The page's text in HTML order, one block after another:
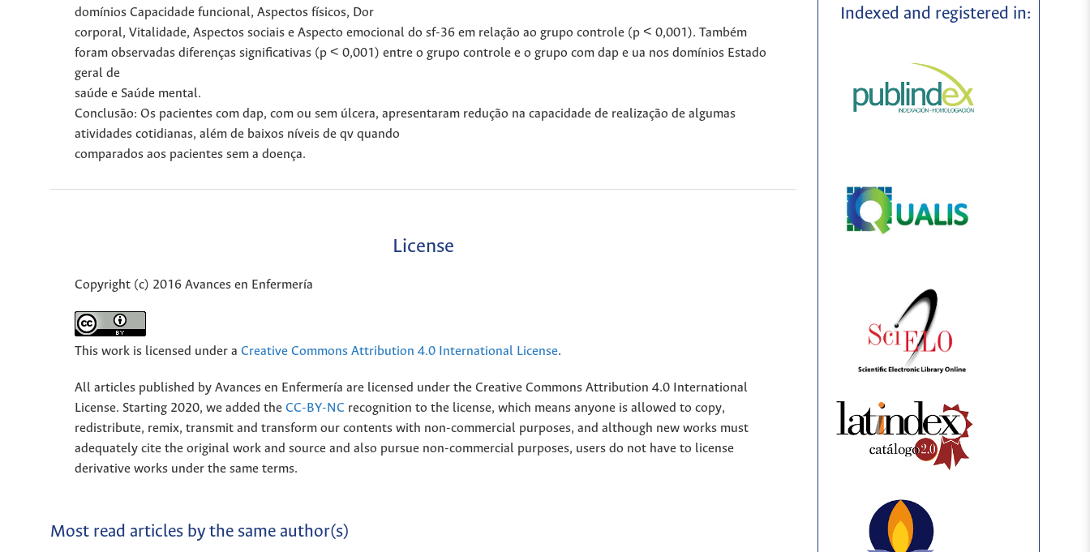
domínios Capacidade funcional, Aspectos físicos, Dor
corporal, Vitalidade, Aspectos sociais e Aspecto emocional do sf-36 em relação ao grupo controle (p < 0,001). Também
foram observadas diferenças significativas (p < 0,001) entre o grupo controle e o grupo com dap e ua nos domínios Estado
geral de
saúde e Saúde mental.
Conclusão: Os pacientes com dap, com ou sem úlcera, apresentaram redução na capacidade de realização de algumas
atividades cotidianas, além de baixos níveis de qv quando
comparados aos pacientes sem a doença.
License
Copyright (c) 2016 Avances en Enfermería
This work is licensed under a Creative Commons Attribution 4.0 International License.
All articles published by Avances en Enfermería are licensed under the Creative Commons Attribution 4.0 International
License. Starting 2020, we added the CC-BY-NC recognition to the license, which means anyone is allowed to copy,
redistribute, remix, transmit and transform our contents with non-commercial purposes, and although new works must
adequately cite the original work and source and also pursue non-commercial purposes, users do not have to license
derivative works under the same terms.
Most read articles by the same author(s)
Indexed and registered in: